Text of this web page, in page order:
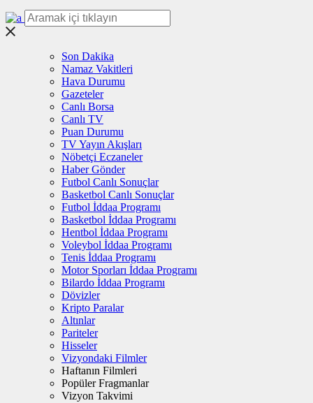
Son Dakika
Namaz Vakitleri
Hava Durumu
Gazeteler
Canlı Borsa
Canlı TV
Puan Durumu
TV Yayın Akışları
Nöbetçi Eczaneler
Haber Gönder
Futbol Canlı Sonuçlar
Basketbol Canlı Sonuçlar
Futbol İddaa Programı
Basketbol İddaa Programı
Hentbol İddaa Programı
Voleybol İddaa Programı
Tenis İddaa Programı
Motor Sporları İddaa Programı
Bilardo İddaa Programı
Dövizler
Kripto Paralar
Altınlar
Pariteler
Hisseler
Vizyondaki Filmler
Haftanın Filmleri
Popüler Fragmanlar
Vizyon Takvimi